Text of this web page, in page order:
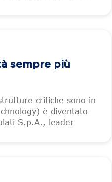
sempre più
critiche sono in
è diventato
S.p.A., leader